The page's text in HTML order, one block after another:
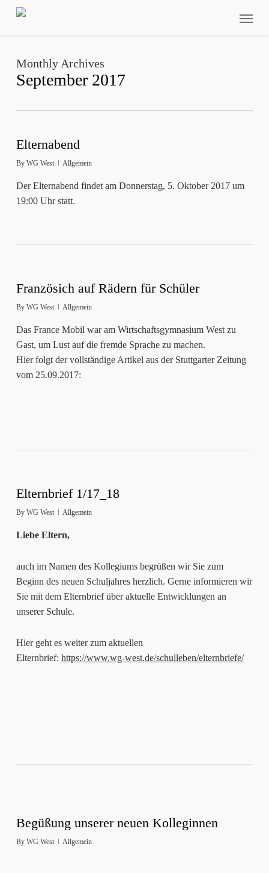
Skip
Monthly Archives
September 2017
Elternabend
By WG West Allgemein
Der Elternabend findet am Donnerstag, 5. Oktober 2017 um
19:00 Uhr statt.
Französich auf Rädern für Schüler
By WG West Allgemein
Das France Mobil war am Wirtschaftsgymnasium West zu
Gast, um Lust auf die fremde Sprache zu machen.
Hier folgt der vollständige Artikel aus der Stuttgarter Zeitung
vom 25.09.2017:
Elternbrief 1/17_18
By WG West Allgemein
Liebe Eltern,
auch im Namen des Kollegiums begrüßen wir Sie zum
Beginn des neuen Schul­jahres herzlich. Gerne informieren wir
Sie mit dem Elternbrief über aktuelle Entwicklungen an
unserer Schule.
Hier geht es weiter zum aktuellen
Elternbrief: https://www.wg-west.de/schulleben/elternbriefe/
Begüßung unserer neuen Kolleginnen
By WG West Allgemein